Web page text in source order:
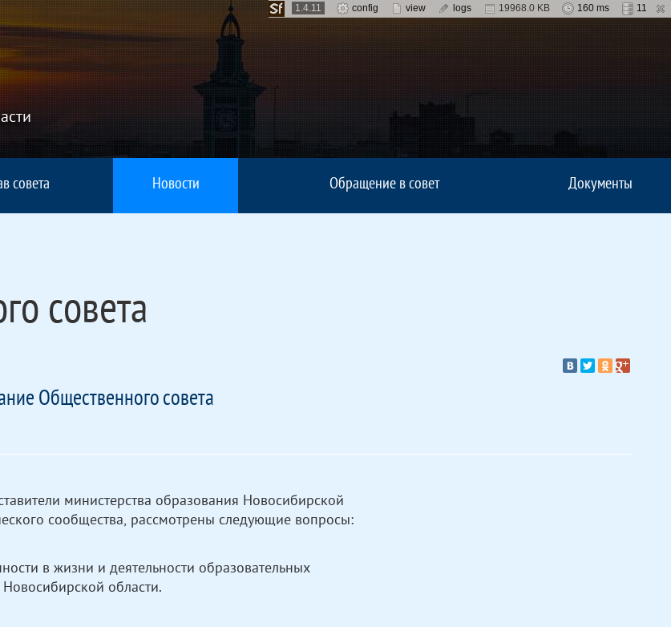
совета Новости Обращение в совет Документы
совета
Общественного совета
министерства образования Новосибирской
сообщества, рассмотрены следующие вопросы:
в жизни и деятельности образовательных
области.
1.4.11 config view logs 19968.0 KB 160 ms 11